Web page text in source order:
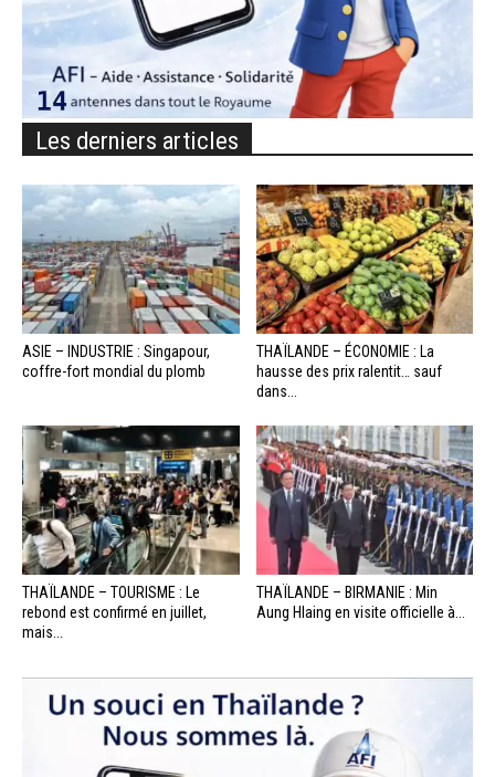
Les derniers articles
ASIE – INDUSTRIE : Singapour,
coffre-fort mondial du plomb
THAÏLANDE – ÉCONOMIE : La
hausse des prix ralentit… sauf
dans...
THAÏLANDE – TOURISME : Le
rebond est confirmé en juillet,
mais...
THAÏLANDE – BIRMANIE : Min
Aung Hlaing en visite officielle à...